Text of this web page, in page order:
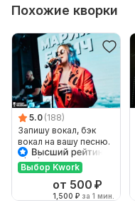
Похожие кворки
5.0 (188)
Запишу вокал, бэк
вокал на вашу песню.
Профессионал
Выбор Kwork
от 500 ₽
1,500 ₽ за 1 мин.